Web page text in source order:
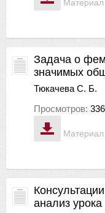
Материал
Материал
Задача о
значимых
Тюкачева С. Б.
Просмотров: 336
анализ урока